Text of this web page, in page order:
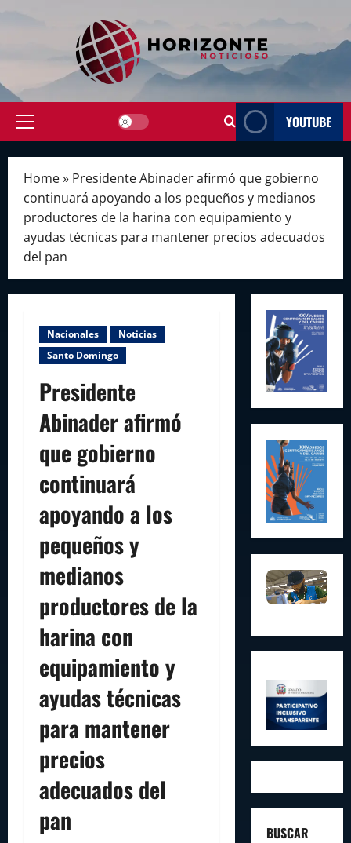
Primary
YOUTUBE
Home» Presidente Abinader afirmó que gobierno
continuará apoyando a los pequeños y medianos
productores de la harina con equipamiento y
ayudas técnicas para mantener precios adecuados
del pan
Nacionales
Noticias
Santo Domingo
Presidente
Abinader afirmó
que gobierno
continuará
apoyando a los
pequeños y
medianos
productores de la
harina con
equipamiento y
ayudas técnicas
para mantener
precios
adecuados del
pan
BUSCAR